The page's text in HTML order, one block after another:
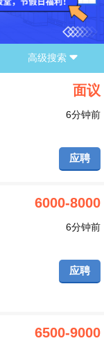
高级搜索
面议
6分钟前
应聘
6000-8000
6分钟前
应聘
6500-9000